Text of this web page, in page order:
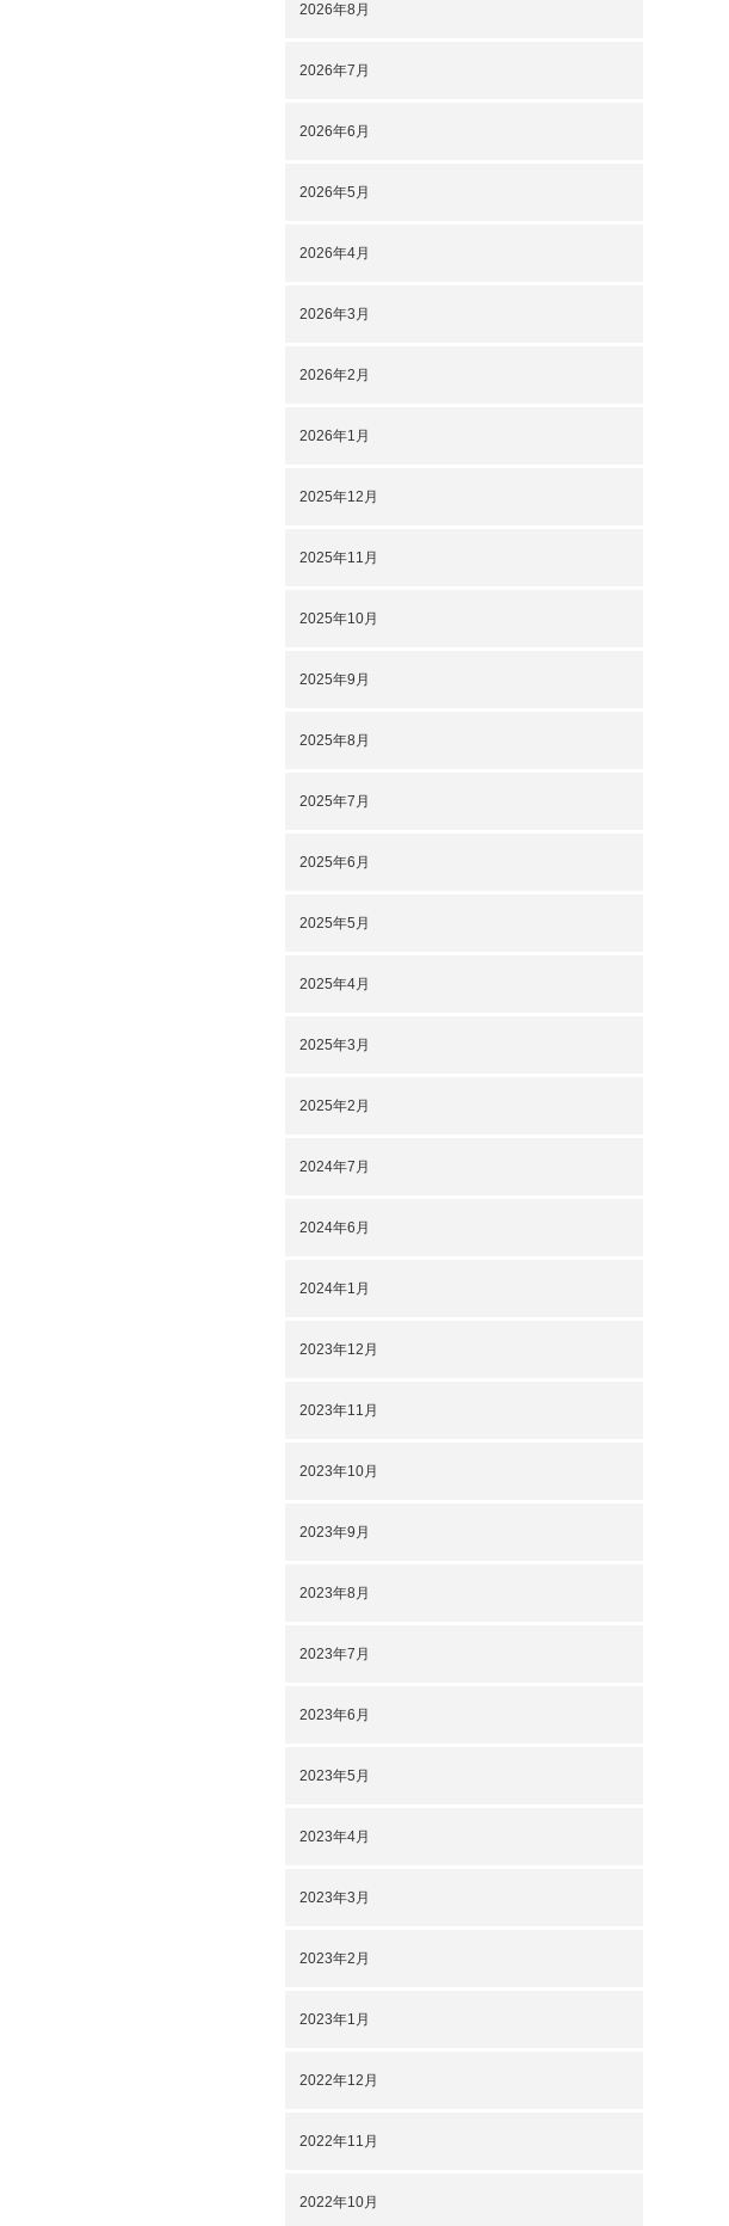
2026年8月
2026年7月
2026年6月
2026年5月
2026年4月
2026年3月
2026年2月
2026年1月
2025年12月
2025年11月
2025年10月
2025年9月
2025年8月
2025年7月
2025年6月
2025年5月
2025年4月
2025年3月
2025年2月
2024年7月
2024年6月
2024年1月
2023年12月
2023年11月
2023年10月
2023年9月
2023年8月
2023年7月
2023年6月
2023年5月
2023年4月
2023年3月
2023年2月
2023年1月
2022年12月
2022年11月
2022年10月